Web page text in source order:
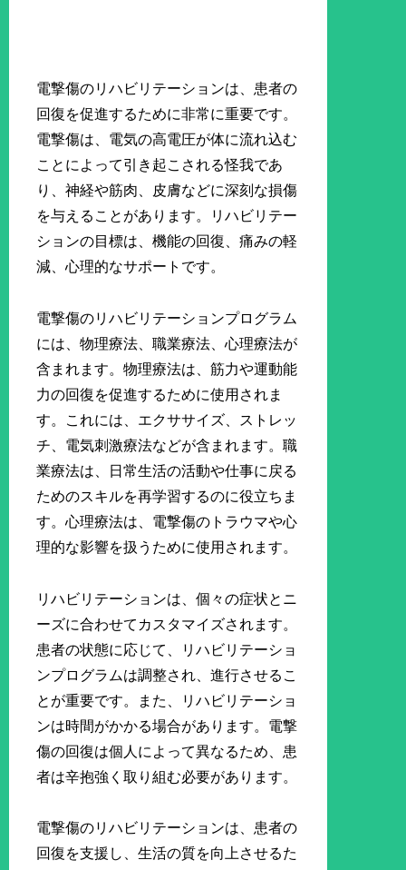
電撃傷のリハビリテーションは、患者の
回復を促進するために非常に重要です。
電撃傷は、電気の高電圧が体に流れ込む
ことによって引き起こされる怪我であ
り、神経や筋肉、皮膚などに深刻な損傷
を与えることがあります。リハビリテー
ションの目標は、機能の回復、痛みの軽
減、心理的なサポートです。
電撃傷のリハビリテーションプログラム
には、物理療法、職業療法、心理療法が
含まれます。物理療法は、筋力や運動能
力の回復を促進するために使用されま
す。これには、エクササイズ、ストレッ
チ、電気刺激療法などが含まれます。職
業療法は、日常生活の活動や仕事に戻る
ためのスキルを再学習するのに役立ちま
す。心理療法は、電撃傷のトラウマや心
理的な影響を扱うために使用されます。
リハビリテーションは、個々の症状とニ
ーズに合わせてカスタマイズされます。
患者の状態に応じて、リハビリテーショ
ンプログラムは調整され、進行させるこ
とが重要です。また、リハビリテーショ
ンは時間がかかる場合があります。電撃
傷の回復は個人によって異なるため、患
者は辛抱強く取り組む必要があります。
電撃傷のリハビリテーションは、患者の
回復を支援し、生活の質を向上させるた